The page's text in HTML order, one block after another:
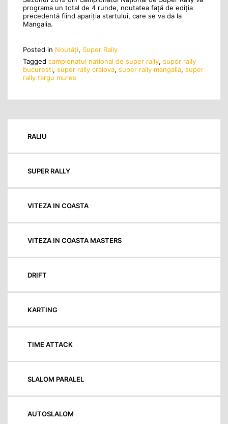
programa un total de 4 runde, noutatea față de ediția
precedentă fiind apariția startului, care se va da la
Mangalia.
Posted in Noutăţi, Super Rally
Tagged campionatul national de super rally, super rally
bucuresti, super rally craiova, super rally mangalia, super
rally targu mures
RALIU
SUPER RALLY
VITEZA IN COASTA
VITEZA IN COASTA MASTERS
DRIFT
KARTING
TIME ATTACK
SLALOM PARALEL
AUTOSLALOM